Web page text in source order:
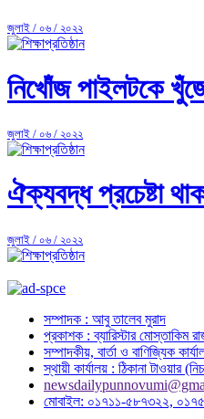
জুলাই / ০৬ / ২০২২
নিখোঁজ পাইলটকে
জুলাই / ০৬ / ২০২২
ঐক্যবদ্ধ প্রচেষ্টা
জুলাই / ০৬ / ২০২২
সম্পাদক : আবু তালেব মুরাদ
প্রকাশক : ব্যারিস্টার মোস্তাকিম
সম্পাদকীয়, বার্তা ও বাণিজ্যিক
স্থায়ী কার্যালয় : ঠিকানা টাওয়ার
মোবাইল: ০১৭১১-৫৮৭৩২২,